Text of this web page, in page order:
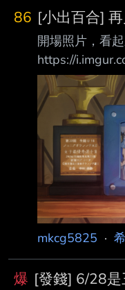
86 [小出百合]
開場照片，看
https://
一輪人魚公主
兩個姊姊
出場，有點走駝
https://
喜歡把人類的
只咬東西，這
https://
菈菈會創造出
mkcg5825 ·
爆 [發錢] 6/28